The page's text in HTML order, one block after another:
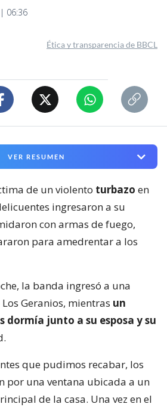
06:36
Ética y transparencia de BBCL
VER RESUMEN
de un violento turbazo en
ingresaron a su
con armas de fuego,
para amedrentar a los
la banda ingresó a una
Geranios, mientras un
dormía junto a su esposa y su
que pudimos recabar, los
por una ventana ubicada a un
de la casa. Una vez en el